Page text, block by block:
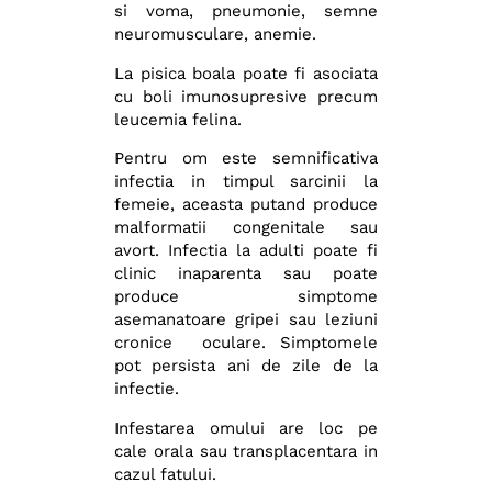
si voma, pneumonie, semne
neuromusculare, anemie.
La pisica boala poate fi asociata
cu boli imunosupresive precum
leucemia felina.
Pentru om este semnificativa
infectia in timpul sarcinii la
femeie, aceasta putand produce
malformatii congenitale sau
avort. Infectia la adulti poate fi
clinic inaparenta sau poate
produce simptome
asemanatoare gripei sau leziuni
cronice oculare. Simptomele
pot persista ani de zile de la
infectie.
Infestarea omului are loc pe
cale orala sau transplacentara in
cazul fatului.